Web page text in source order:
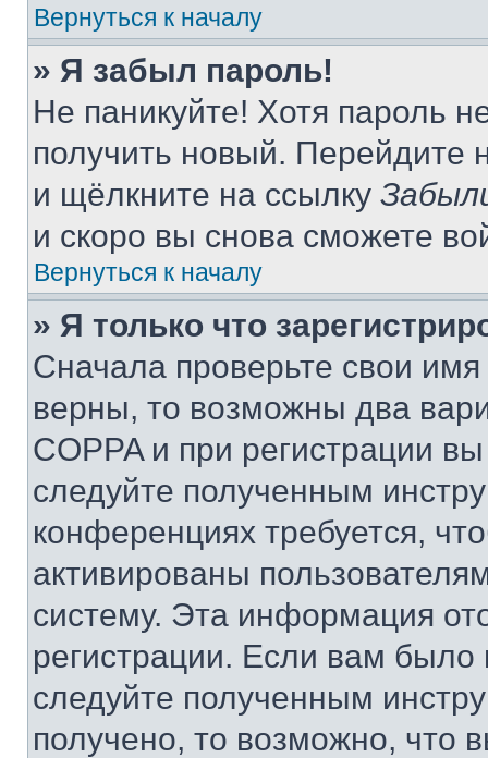
Вернуться к началу
» Я забыл пароль!
Не паникуйте! Хотя пароль
получить новый. Перейдите
и щёлкните на ссылку
и скоро вы снова сможете
Вернуться к началу
» Я только что
Сначала проверьте свои
верны, то возможны два
COPPA и при регистрации
следуйте полученным
конференциях требуется,
активированы
систему. Эта информация
регистрации. Если вам
следуйте полученным
получено, то возможно, что